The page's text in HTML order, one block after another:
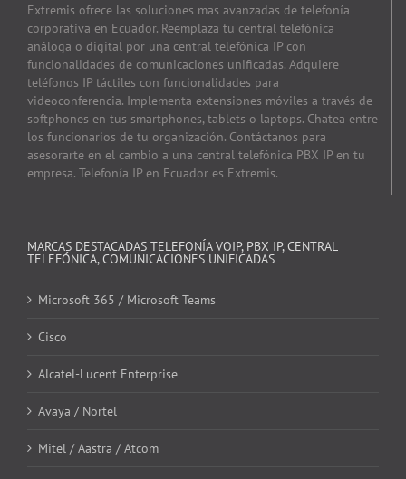
Extremis ofrece las soluciones mas avanzadas de telefonía
corporativa en Ecuador. Reemplaza tu central telefónica
análoga o digital por una central telefónica IP con
funcionalidades de comunicaciones unificadas. Adquiere
teléfonos IP táctiles con funcionalidades para
videoconferencia. Implementa extensiones móviles a través de
softphones en tus smartphones, tablets o laptops. Chatea entre
los funcionarios de tu organización. Contáctanos para
asesorarte en el cambio a una central telefónica PBX IP en tu
empresa. Telefonía IP en Ecuador es Extremis.
MARCAS DESTACADAS TELEFONÍA VOIP, PBX IP, CENTRAL
TELEFÓNICA, COMUNICACIONES UNIFICADAS
Microsoft 365 / Microsoft Teams
Cisco
Alcatel-Lucent Enterprise
Avaya / Nortel
Mitel / Aastra / Atcom